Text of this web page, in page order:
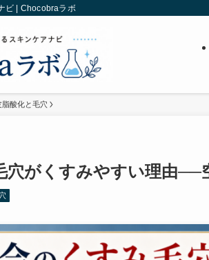
ビ | Chocobraラボ
脂酸化と毛穴
穴がくすみやすい理由──